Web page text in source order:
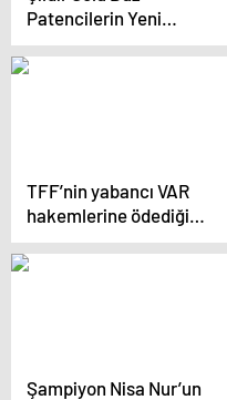
Patencilerin Yeni
İstasyona Dönüştü
TFF’nin yabancı VAR
hakemlerine ödediği
ücret ortaya çıktı
Şampiyon Nisa Nur’un